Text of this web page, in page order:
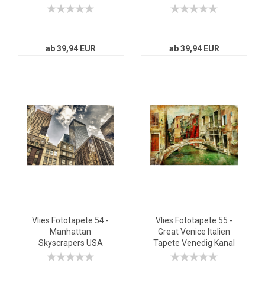
Tapete Skyline
ab 39,94 EUR
Rom Kolosseum Italien
ab 39,94 EUR
Vlies Fototapete 54 -
Manhattan
Skyscrapers USA
Tapete NYC
Vlies Fototapete 55 -
Great Venice Italien
Tapete Venedig Kanal
Italien bunt